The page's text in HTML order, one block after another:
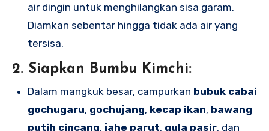
air dingin untuk menghilangkan sisa garam.
Diamkan sebentar hingga tidak ada air yang
tersisa.
2. Siapkan Bumbu Kimchi:
Dalam mangkuk besar, campurkan bubuk cabai
gochugaru, gochujang, kecap ikan, bawang
putih cincang, jahe parut, gula pasir, dan